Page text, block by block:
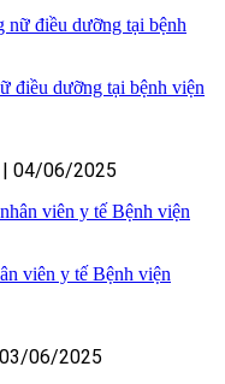
điều dưỡng tại bệnh viện
| 04/06/2025
viên y tế Bệnh viện
03/06/2025